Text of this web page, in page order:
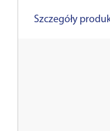
Szczegóły